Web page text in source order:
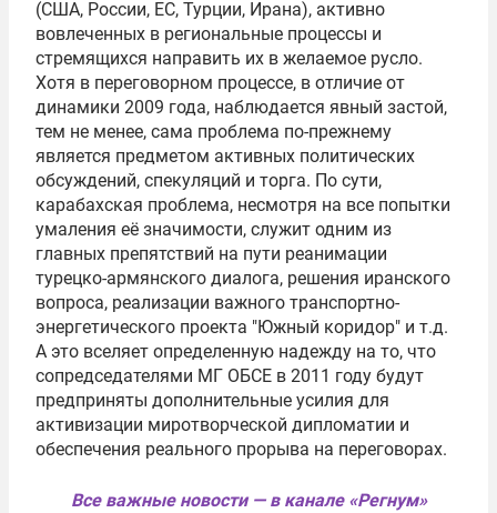
(США, России, ЕС, Турции, Ирана), активно
вовлеченных в региональные процессы и
стремящихся направить их в желаемое русло.
Хотя в переговорном процессе, в отличие от
динамики 2009 года, наблюдается явный застой,
тем не менее, сама проблема по-прежнему
является предметом активных политических
обсуждений, спекуляций и торга. По сути,
карабахская проблема, несмотря на все попытки
умаления её значимости, служит одним из
главных препятствий на пути реанимации
турецко-армянского диалога, решения иранского
вопроса, реализации важного транспортно-
энергетического проекта "Южный коридор" и т.д.
А это вселяет определенную надежду на то, что
сопредседателями МГ ОБСЕ в 2011 году будут
предприняты дополнительные усилия для
активизации миротворческой дипломатии и
обеспечения реального прорыва на переговорах.
Все важные новости — в канале «Регнум»